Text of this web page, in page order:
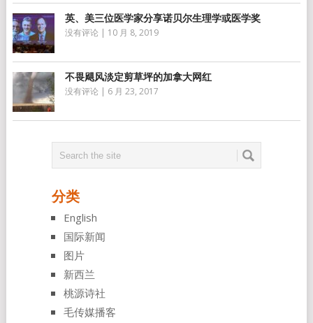
英、美三位医学家分享诺贝尔生理学或医学奖
没有评论 | 10 月 8, 2019
不畏飓风淡定剪草坪的加拿大网红
没有评论 | 6 月 23, 2017
分类
English
国际新闻
图片
新西兰
桃源诗社
毛传媒播客